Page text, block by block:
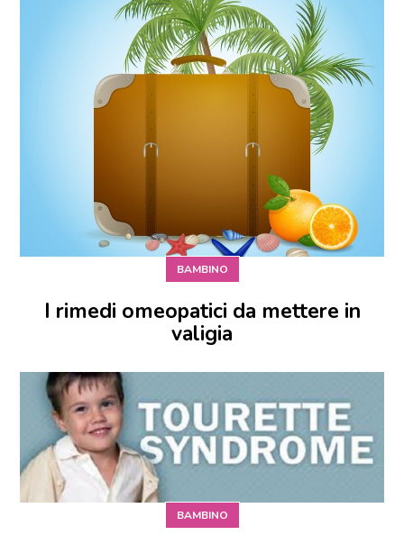
BAMBINO
I rimedi omeopatici da mettere in
valigia
BAMBINO